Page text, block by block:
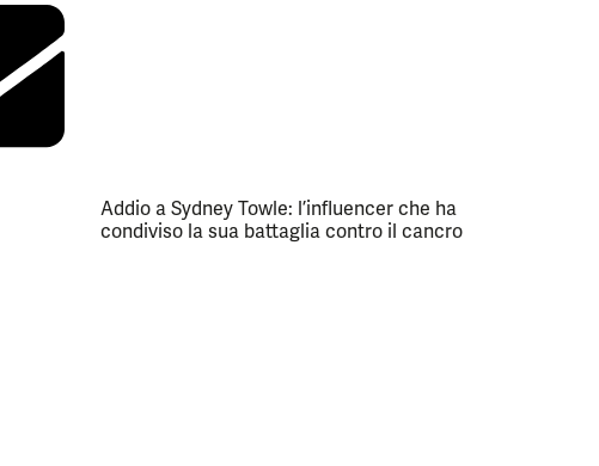
Addio a Sydney Towle: l’influencer che ha
condiviso la sua battaglia contro il cancro